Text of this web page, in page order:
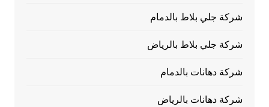
شركة جلي بلاط بالدمام
شركة جلي بلاط بالرياض
شركة دهانات بالدمام
شركة دهانات بالرياض